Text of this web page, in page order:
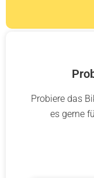
Probiere das
es gerne